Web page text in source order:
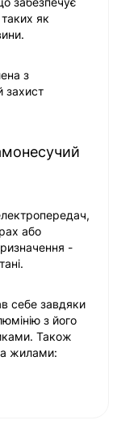
таких як
з
захист
або
-
себе завдяки
з його
Також
жилами: